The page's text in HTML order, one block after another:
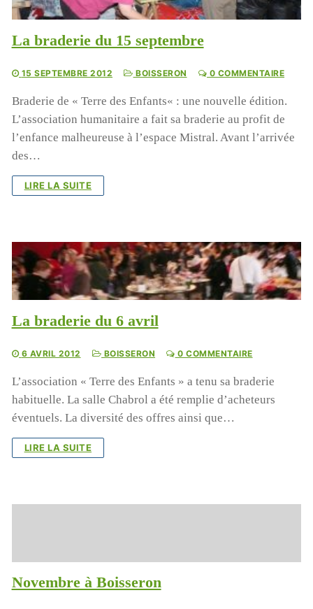
La braderie du 15 septembre
15 SEPTEMBRE 2012 BOISSERON 0 COMMENTAIRE
Braderie de « Terre des Enfants« : une nouvelle édition.
L’association humanitaire a fait sa braderie au profit de
l’enfance malheureuse à l’espace Mistral. Avant l’arrivée
des…
LIRE LA SUITE
La braderie du 6 avril
6 AVRIL 2012 BOISSERON 0 COMMENTAIRE
L’association « Terre des Enfants » a tenu sa braderie
habituelle. La salle Chabrol a été remplie d’acheteurs
éventuels. La diversité des offres ainsi que…
LIRE LA SUITE
Novembre à Boisseron
Cyclone à Tamatave : mobilisons-nous !
Pour aider nos enfants, nos salariés, nos centres en
détresse suite au cyclone, Terre des enfants lance une
campagne de dons:
https://www.helloasso.com/associations/association-
gardoise-terre-des-enfants/formulaires/5
des Enfants, chez Mme Poulet, 165 rue Jean Monnet,
virement ( à contact@terredesenfants.fr)
Lecteur